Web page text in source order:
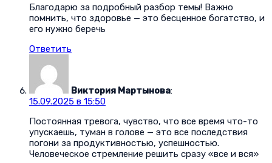
Благодарю за подробный разбор темы! Важно
помнить, что здоровье — это бесценное богатство, и
его нужно беречь
Ответить
Виктория Мартынова:
15.09.2025 в 15:50
Постоянная тревога, чувство, что все время что-то
упускаешь, туман в голове — это все последствия
погони за продуктивностью, успешностью.
Человеческое стремление решить сразу «все и вся»